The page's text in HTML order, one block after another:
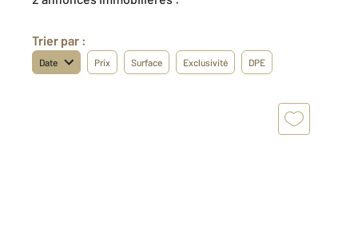
Trier par :
Date Prix Surface Exclusivité DPE